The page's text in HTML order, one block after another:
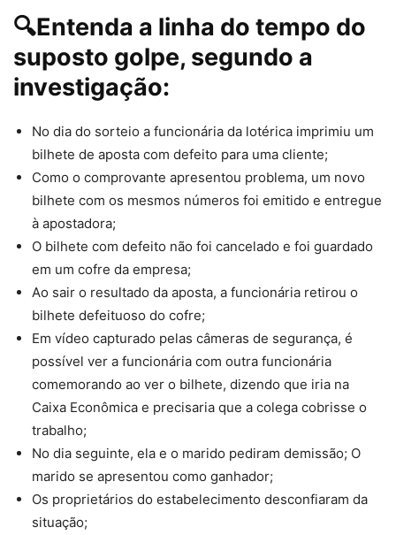
🔍Entenda a linha do tempo do
suposto golpe, segundo a
investigação:
No dia do sorteio a funcionária da lotérica imprimiu um
bilhete de aposta com defeito para uma cliente;
Como o comprovante apresentou problema, um novo
bilhete com os mesmos números foi emitido e entregue
à apostadora;
O bilhete com defeito não foi cancelado e foi guardado
em um cofre da empresa;
Ao sair o resultado da aposta, a funcionária retirou o
bilhete defeituoso do cofre;
Em vídeo capturado pelas câmeras de segurança, é
possível ver a funcionária com outra funcionária
comemorando ao ver o bilhete, dizendo que iria na
Caixa Econômica e precisaria que a colega cobrisse o
trabalho;
No dia seguinte, ela e o marido pediram demissão; O
marido se apresentou como ganhador;
Os proprietários do estabelecimento desconfiaram da
situação;